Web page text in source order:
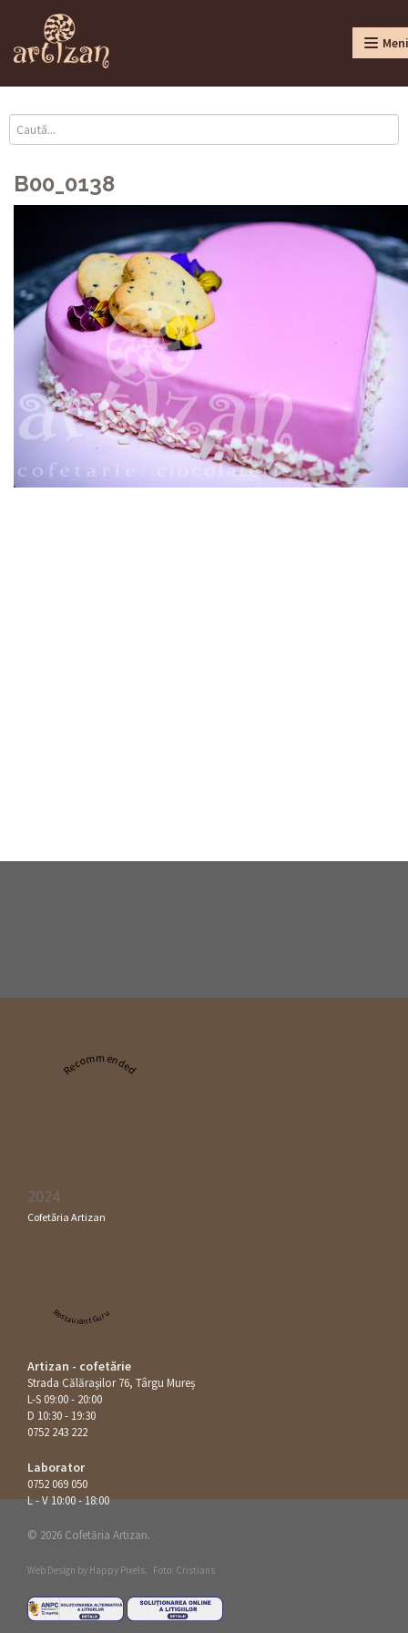
B00_0138
Recommended
2024
Cofetăria Artizan
Restaurant Guru
Artizan - cofetărie
Strada Călăraşilor 76, Târgu Mureș
L-S 09:00 - 20:00
D 10:30 - 19:30
0752 243 222
Laborator
0752 069 050
L - V 10:00 - 18:00
© 2026 Cofetăria Artizan.
Web Design by Happy Pixels. Foto: Cristians